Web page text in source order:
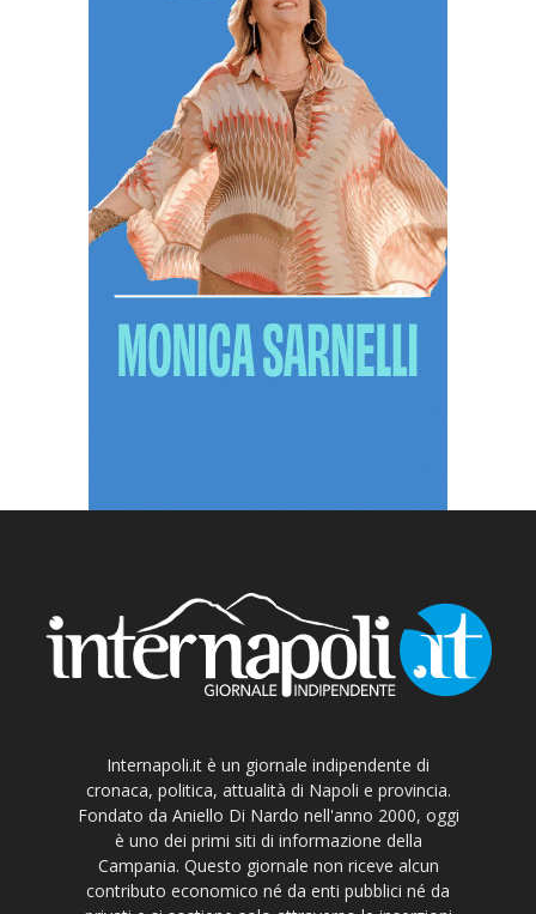
Internapoli.it è un giornale indipendente di
cronaca, politica, attualità di Napoli e provincia.
Fondato da Aniello Di Nardo nell'anno 2000, oggi
è uno dei primi siti di informazione della
Campania. Questo giornale non riceve alcun
contributo economico né da enti pubblici né da